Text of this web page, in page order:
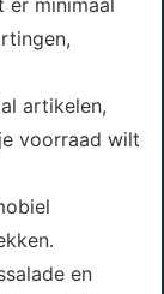
er minimaal
artikelen,
voorraad wilt
en